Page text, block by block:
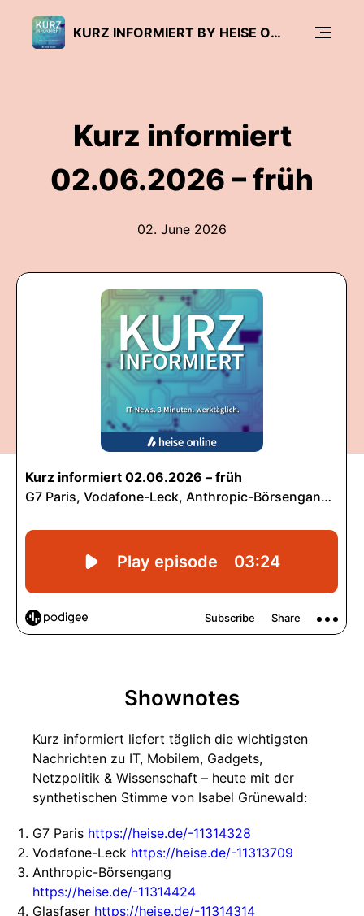
KURZ INFORMIERT BY HEISE ONLINE
Kurz informiert
02.06.2026 – früh
02. June 2026
Shownotes
Kurz informiert liefert täglich die wichtigsten
Nachrichten zu IT, Mobilem, Gadgets,
Netzpolitik & Wissenschaft – heute mit der
synthetischen Stimme von Isabel Grünewald:
G7 Paris https://heise.de/-11314328
Vodafone-Leck https://heise.de/-11313709
Anthropic-Börsengang
https://heise.de/-11314424
Glasfaser https://heise.de/-11314314